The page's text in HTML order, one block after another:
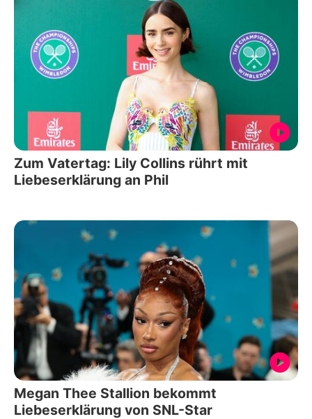
Zum Vatertag: Lily Collins rührt mit
Liebeserklärung an Phil
Megan Thee Stallion bekommt
Liebeserklärung von SNL-Star